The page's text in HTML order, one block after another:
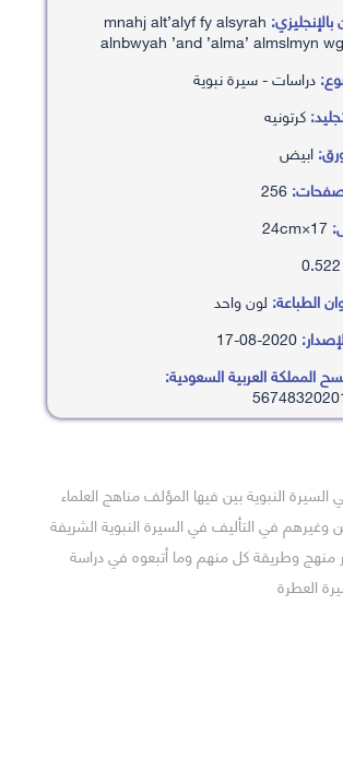
بالإنجليزي: mnahj alt’alyf fy alsyrah
alnbwyah ’and ’alma’ almslmyn
دراسات - سيرة نبوية
كرتونيه
ابيض
الطباعة: لون واحد
المملكة العربية السعودية:
النبوية بين فيها المؤلف مناهج العلماء
وغيرهم في التأليف في السيرة النبوية الشريفة
وطريقة كل منهم وما أتبعوه في دراسة
العطرة